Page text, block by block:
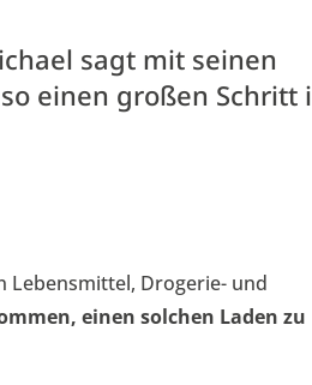
sagt mit seinen
einen großen Schritt
Lebensmittel, Drogerie- und
einen solchen Laden zu